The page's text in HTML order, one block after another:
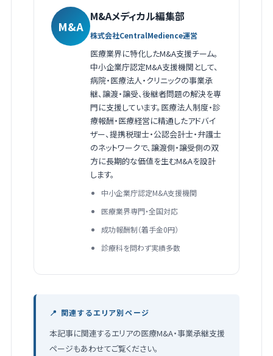
M&A
M&Aメディカル編集部
株式会社CentralMedience運営
医療業界に特化したM&A支援チーム。
中小企業庁認定M&A支援機関として、
病院・医療法人・クリニックの事業承
継、譲渡・譲受、後継者問題の解決を専
門に支援しています。医療法人制度・診
療報酬・医療経営に精通したアドバイ
ザー、提携税理士・公認会計士・弁護士
のネットワークで、譲渡側・譲受側の双
方に長期的な価値を生むM&Aを設計
します。
中小企業庁認定M&A支援機関
医療業界専門・全国対応
成功報酬制（着手金0円）
診療科を問わず実績多数
📍 関連するエリア別ページ
本記事に関連するエリアの医療M&A・事業承継支援
ページもあわせてご覧ください。